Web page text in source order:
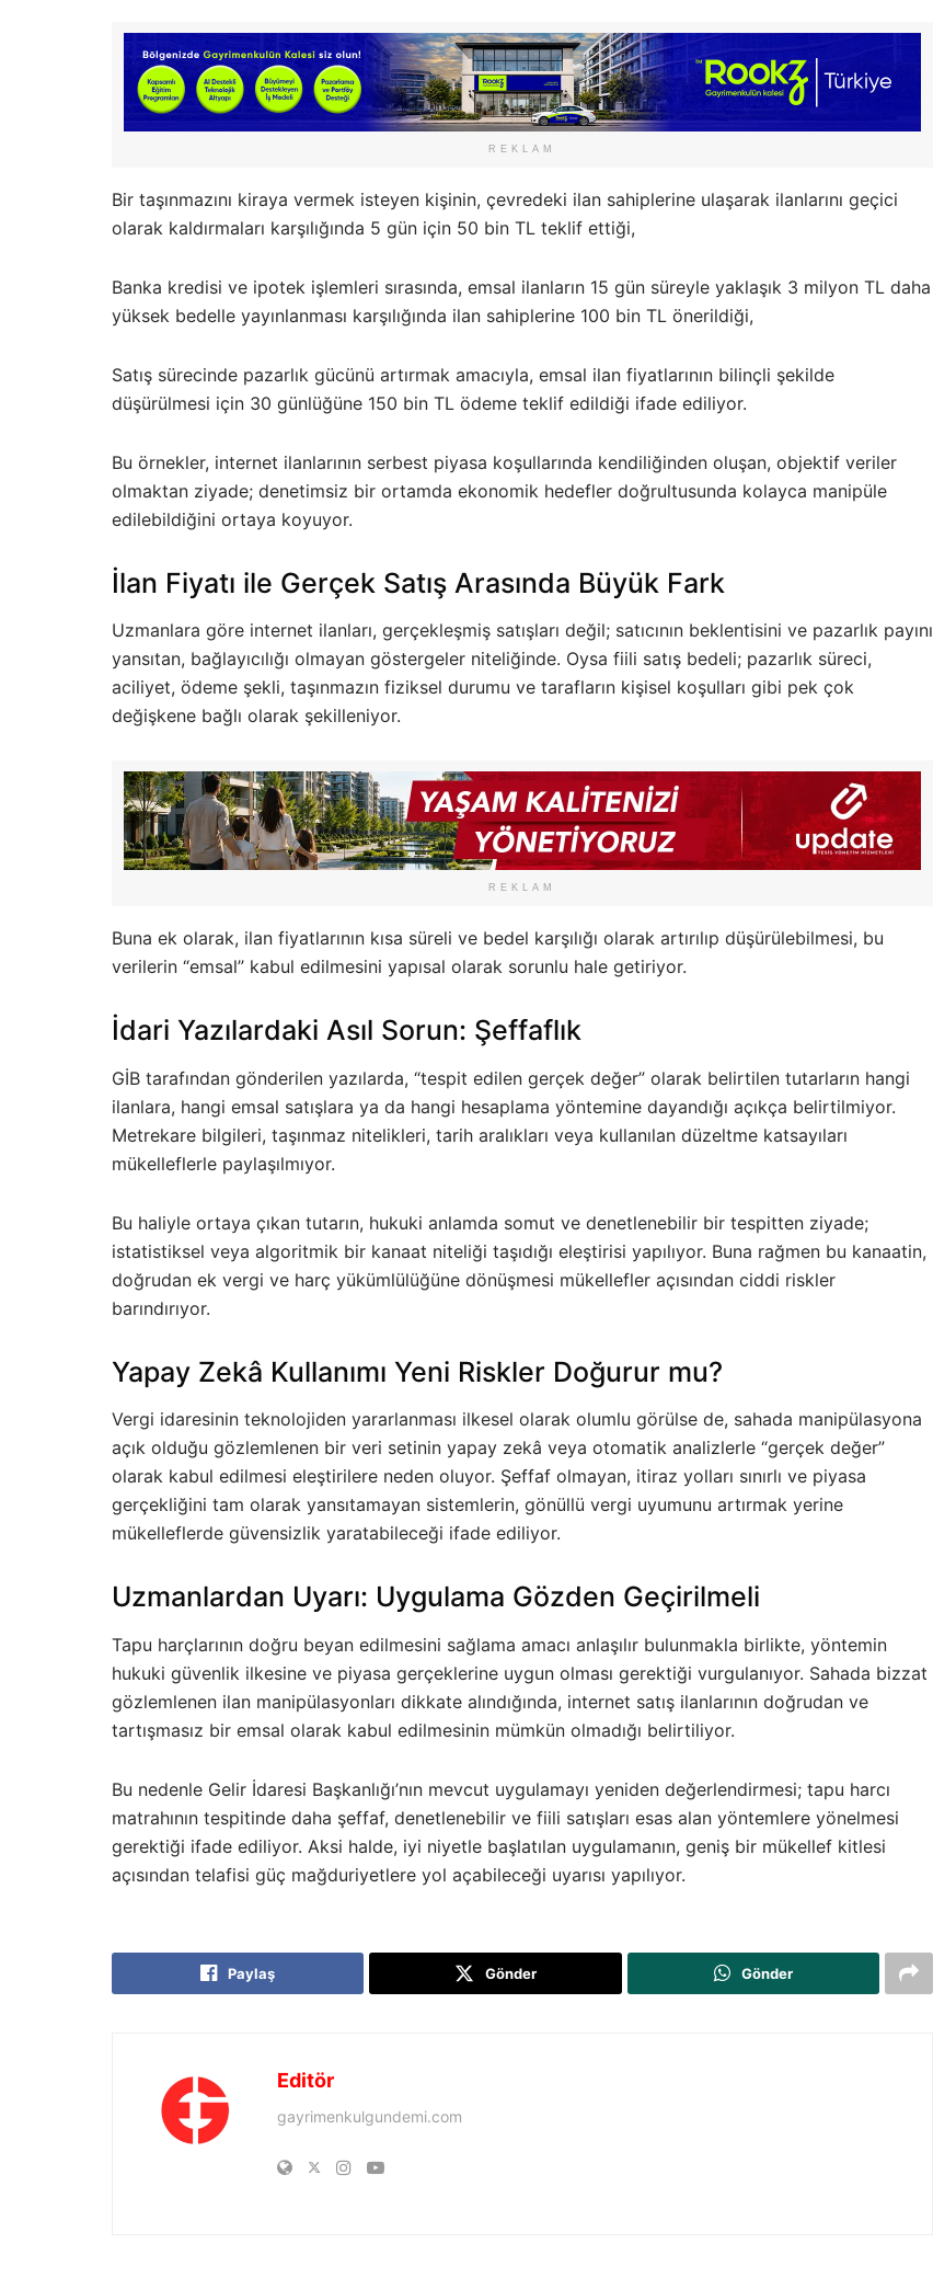
REKLAM
Bir taşınmazını kiraya vermek isteyen kişinin, çevredeki ilan sahiplerine ulaşarak ilanlarını geçici
olarak kaldırmaları karşılığında 5 gün için 50 bin TL teklif ettiği,
Banka kredisi ve ipotek işlemleri sırasında, emsal ilanların 15 gün süreyle yaklaşık 3 milyon TL daha
yüksek bedelle yayınlanması karşılığında ilan sahiplerine 100 bin TL önerildiği,
Satış sürecinde pazarlık gücünü artırmak amacıyla, emsal ilan fiyatlarının bilinçli şekilde
düşürülmesi için 30 günlüğüne 150 bin TL ödeme teklif edildiği ifade ediliyor.
Bu örnekler, internet ilanlarının serbest piyasa koşullarında kendiliğinden oluşan, objektif veriler
olmaktan ziyade; denetimsiz bir ortamda ekonomik hedefler doğrultusunda kolayca manipüle
edilebildiğini ortaya koyuyor.
İlan Fiyatı ile Gerçek Satış Arasında Büyük Fark
Uzmanlara göre internet ilanları, gerçekleşmiş satışları değil; satıcının beklentisini ve pazarlık payını
yansıtan, bağlayıcılığı olmayan göstergeler niteliğinde. Oysa fiili satış bedeli; pazarlık süreci,
aciliyet, ödeme şekli, taşınmazın fiziksel durumu ve tarafların kişisel koşulları gibi pek çok
değişkene bağlı olarak şekilleniyor.
REKLAM
Buna ek olarak, ilan fiyatlarının kısa süreli ve bedel karşılığı olarak artırılıp düşürülebilmesi, bu
verilerin “emsal” kabul edilmesini yapısal olarak sorunlu hale getiriyor.
İdari Yazılardaki Asıl Sorun: Şeffaflık
GİB tarafından gönderilen yazılarda, “tespit edilen gerçek değer” olarak belirtilen tutarların hangi
ilanlara, hangi emsal satışlara ya da hangi hesaplama yöntemine dayandığı açıkça belirtilmiyor.
Metrekare bilgileri, taşınmaz nitelikleri, tarih aralıkları veya kullanılan düzeltme katsayıları
mükelleflerle paylaşılmıyor.
Bu haliyle ortaya çıkan tutarın, hukuki anlamda somut ve denetlenebilir bir tespitten ziyade;
istatistiksel veya algoritmik bir kanaat niteliği taşıdığı eleştirisi yapılıyor. Buna rağmen bu kanaatin,
doğrudan ek vergi ve harç yükümlülüğüne dönüşmesi mükellefler açısından ciddi riskler
barındırıyor.
Yapay Zekâ Kullanımı Yeni Riskler Doğurur mu?
Vergi idaresinin teknolojiden yararlanması ilkesel olarak olumlu görülse de, sahada manipülasyona
açık olduğu gözlemlenen bir veri setinin yapay zekâ veya otomatik analizlerle “gerçek değer”
olarak kabul edilmesi eleştirilere neden oluyor. Şeffaf olmayan, itiraz yolları sınırlı ve piyasa
gerçekliğini tam olarak yansıtamayan sistemlerin, gönüllü vergi uyumunu artırmak yerine
mükelleflerde güvensizlik yaratabileceği ifade ediliyor.
Uzmanlardan Uyarı: Uygulama Gözden Geçirilmeli
Tapu harçlarının doğru beyan edilmesini sağlama amacı anlaşılır bulunmakla birlikte, yöntemin
hukuki güvenlik ilkesine ve piyasa gerçeklerine uygun olması gerektiği vurgulanıyor. Sahada bizzat
gözlemlenen ilan manipülasyonları dikkate alındığında, internet satış ilanlarının doğrudan ve
tartışmasız bir emsal olarak kabul edilmesinin mümkün olmadığı belirtiliyor.
Bu nedenle Gelir İdaresi Başkanlığı’nın mevcut uygulamayı yeniden değerlendirmesi; tapu harcı
matrahının tespitinde daha şeffaf, denetlenebilir ve fiili satışları esas alan yöntemlere yönelmesi
gerektiği ifade ediliyor. Aksi halde, iyi niyetle başlatılan uygulamanın, geniş bir mükellef kitlesi
açısından telafisi güç mağduriyetlere yol açabileceği uyarısı yapılıyor.
Paylaş Gönder Gönder
Editör
gayrimenkulgundemi.com